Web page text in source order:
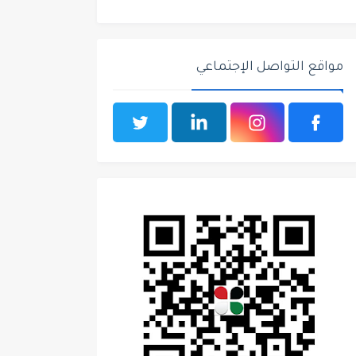
مواقع التواصل الإجتماعي